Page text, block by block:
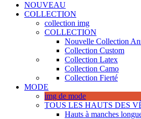
NOUVEAU
COLLECTION
collection img
COLLECTION
Nouvelle Collection
Collection Custom
Collection Latex
Collection Camo
Collection Fierté
MODE
img de mode
TOUS LES HAUTS DES
Hauts à manches